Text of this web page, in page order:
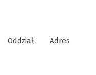
Oddział Adres